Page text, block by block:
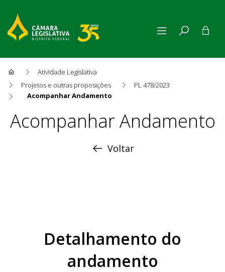
Atividade Legislativa
Projetos e outras proposições
PL 478/2023
Acompanhar Andamento
Acompanhar Andamento
Acompanhar Andamento
Voltar
Detalhamento do
andamento